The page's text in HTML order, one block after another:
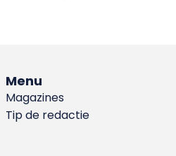
Menu
Magazines
Tip de redactie